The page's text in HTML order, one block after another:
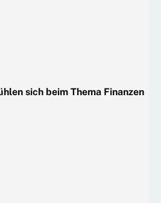
sich beim Thema Finanzen